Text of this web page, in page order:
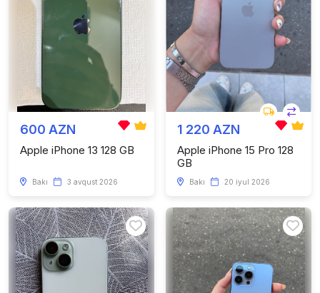
600 AZN
Apple iPhone 13 128 GB
Bakı 3 avqust 2026
1 220 AZN
Apple iPhone 15 Pro 128
GB
Bakı 20 iyul 2026